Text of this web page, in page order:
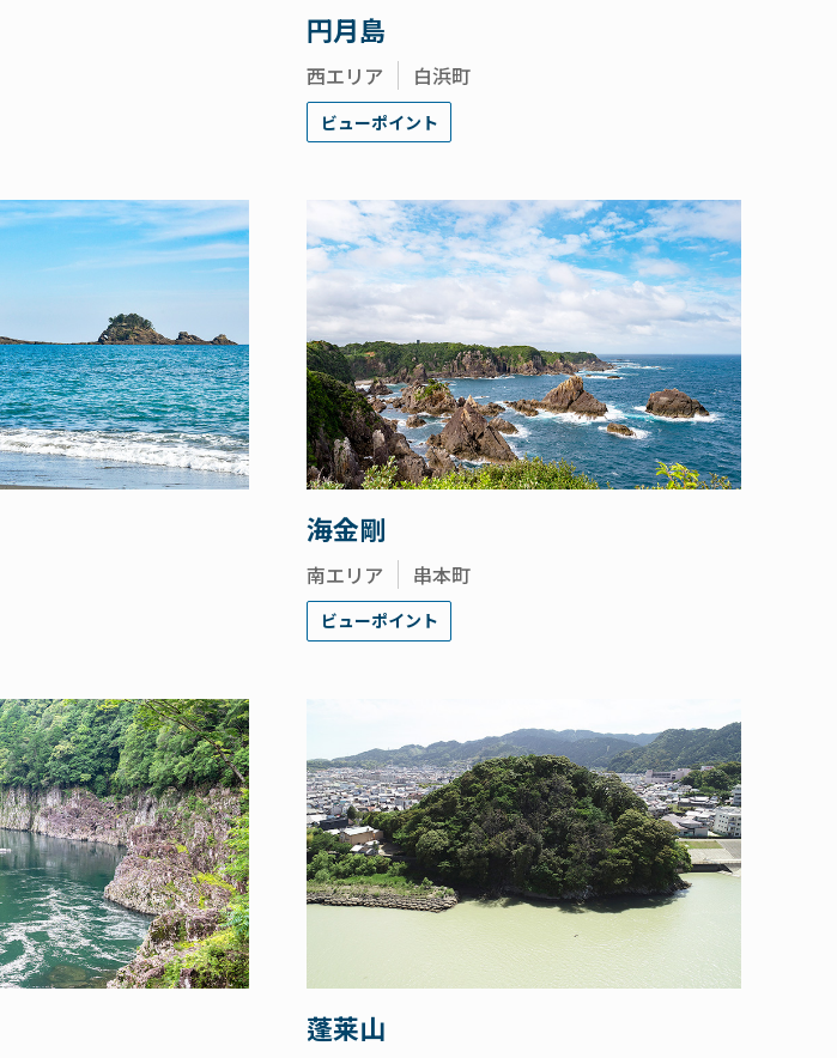
円月島
西エリア 白浜町
ビューポイント
海金剛
南エリア 串本町
ビューポイント
蓬莱山